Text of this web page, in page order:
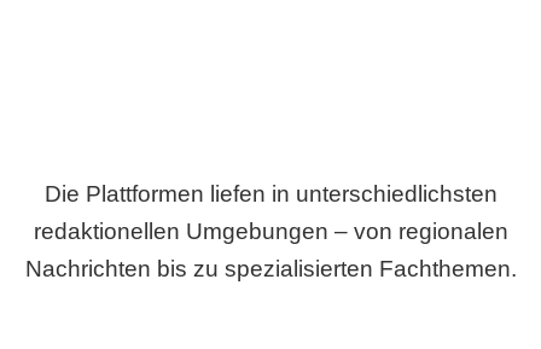
Die Plattformen liefen in unterschiedlichsten
redaktionellen Umgebungen – von regionalen
Nachrichten bis zu spezialisierten Fachthemen.